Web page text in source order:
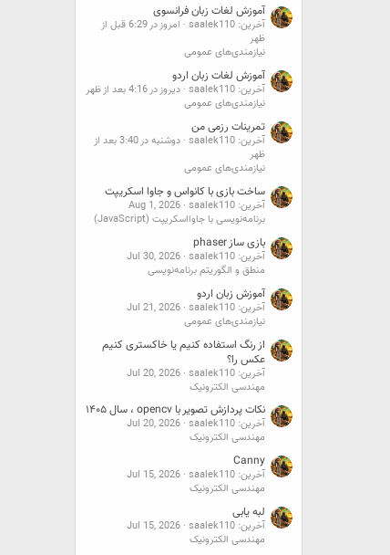
آموزش لغات زبان فرانسوی
آخرین: saalek110
امروز در 6:29 قبل از
ظهر
نیازمندی‌های عمومی
آموزش لغات زبان اردو
آخرین: saalek110
دیروز در 4:16 بعد از ظهر
نیازمندی‌های عمومی
تمرینات رزمی من
آخرین: saalek110
دوشنبه در 3:40 بعد از
ظهر
نیازمندی‌های عمومی
ساخت بازی با کانواس و جاوا اسکریپت
آخرین: saalek110
Aug 1, 2026
برنامه‌نویسی با جاوااسکریپت (JavaScript)
بازی ساز phaser
آخرین: saalek110
Jul 30, 2026
منطق و الگوریتم برنامه‌نویسی
آموزش زبان اردو
آخرین: saalek110
Jul 21, 2026
نیازمندی‌های عمومی
از رنگ استفاده کنیم یا خاکستری کنیم
عکس را؟
آخرین: saalek110
Jul 20, 2026
مهندسی الکترونیک
نکات پردازش تصویر با opencv ، سال ۱۴۰۵
آخرین: saalek110
Jul 20, 2026
مهندسی الکترونیک
Canny
آخرین: saalek110
Jul 15, 2026
مهندسی الکترونیک
لبه یابی
آخرین: saalek110
Jul 15, 2026
مهندسی الکترونیک